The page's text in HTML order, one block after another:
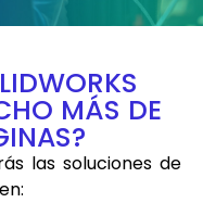
MÁS DE
las soluciones de
en: